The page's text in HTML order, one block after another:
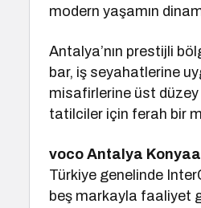
modern yaşamın
Antalya’nın prestijli
bar, iş seyahatlerine
misafirlerine üst düzey
tatilciler için ferah bir
voco Antalya
Türkiye genelinde
beş markayla faaliyet